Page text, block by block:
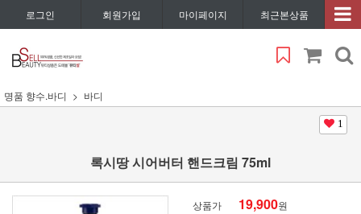
로그인 회원가입 마이페이지 최근본상품
명품 향수.바디 바디
1
록시땅 시어버터 핸드크림 75ml
상품가 19,900원